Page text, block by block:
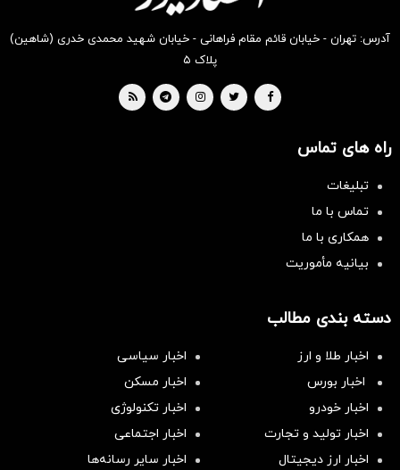
آدرس: تهران - خیابان قائم مقام فراهانی - خیابان شهید محمدی خدری (شاهین)
پلاک ۵
راه های تماس
تبلیغات
تماس با ما
همکاری با ما
بیانیه مأموریت
دسته بندی مطالب
اخبار طلا و ارز
اخبار سیاسی
اخبار بورس
اخبار مسکن
اخبار خودرو
اخبار تکنولوژی
اخبار تولید و تجارت
اخبار اجتماعی
اخبار ارز دیجیتال
اخبار سایر رسانه‌‌ها